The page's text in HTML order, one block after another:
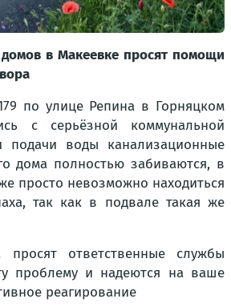
в Макеевке просят помощи
по улице Репина в Горняцком
с серьёзной коммунальной
воды канализационные
дома полностью забиваются, в
просто невозможно находиться
так как в подвале такая же
ответственные службы
проблему и надеются на ваше
реагирование